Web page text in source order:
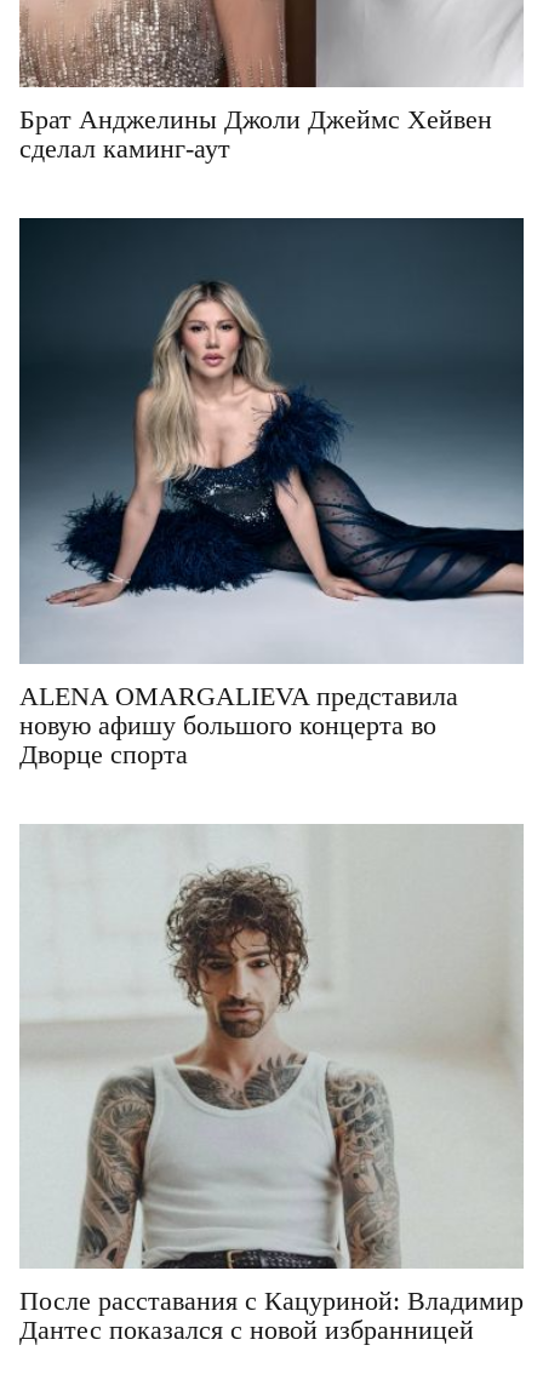
Брат Анджелины Джоли Джеймс Хейвен
сделал каминг-аут
ALENA OMARGALIEVA представила
новую афишу большого концерта во
Дворце спорта
После расставания с Кацуриной: Владимир
Дантес показался с новой избранницей